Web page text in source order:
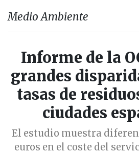
Medio Ambiente
Informe de la
grandes
tasas de
ciudades
El estudio muestra
euros en el coste del